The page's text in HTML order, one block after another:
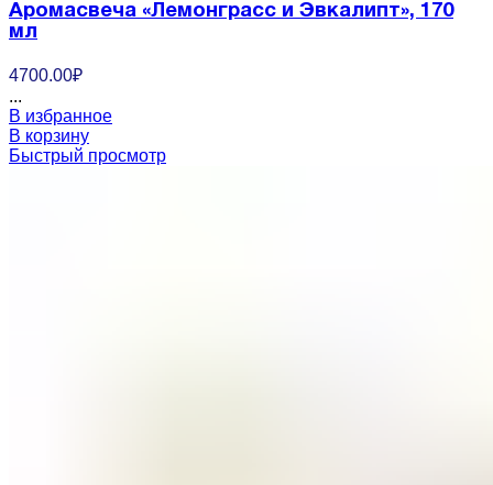
Аромасвеча «Лемонграсс и Эвкалипт», 170
мл
4700.00₽
...
В избранное
В корзину
Быстрый просмотр